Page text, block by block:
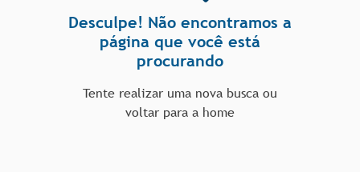
Desculpe! Não encontramos a
página que você está
procurando
Tente realizar uma nova busca ou
voltar para a home